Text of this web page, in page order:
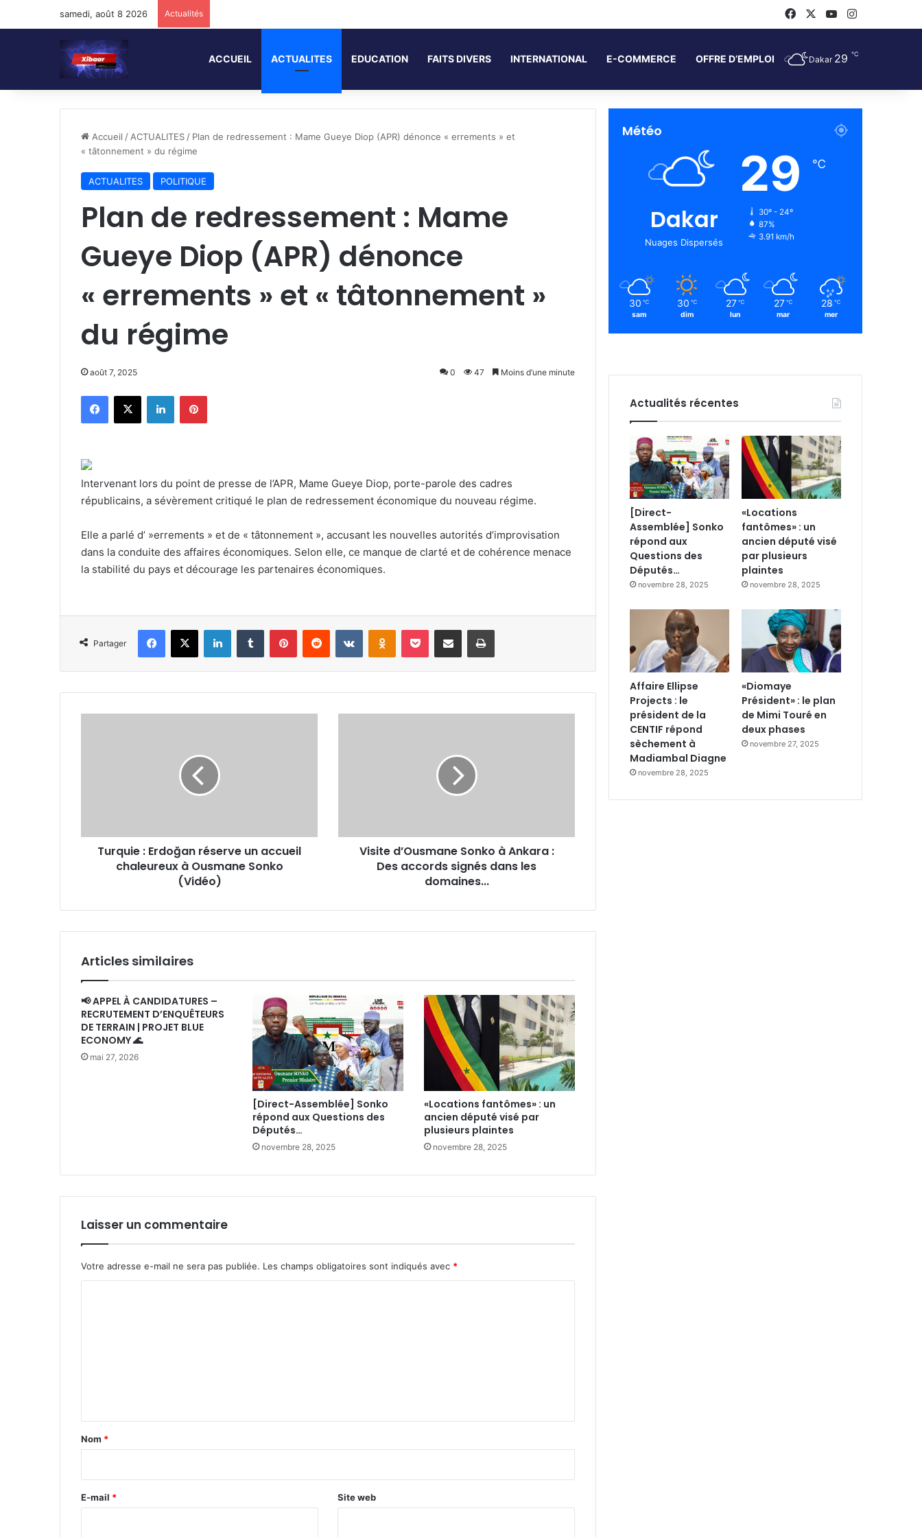
samedi, août 8 2026 Actualités FacebookYouTubeInstagram
ACCUEIL ACTUALITES EDUCATION FAITS DIVERS INTERNATIONAL E-COMMERCE OFFRE D’EMPLOI Dakar 29 ℃
Accueil / ACTUALITES / Plan de redressement : Mame Gueye Diop (APR) dénonce « errements » et
« tâtonnement » du régime
ACTUALITES POLITIQUE
Plan de redressement : Mame
Gueye Diop (APR) dénonce
« errements » et « tâtonnement »
du régime
août 7, 2025 0 47 Moins d’une minute
Facebook
X LinkedinPinterest
Intervenant lors du point de presse de l’APR, Mame Gueye Diop, porte-parole des cadres
républicains, a sévèrement critiqué le plan de redressement économique du nouveau régime.
Elle a parlé d’ »errements » et de « tâtonnement », accusant les nouvelles autorités d’improvisation
dans la conduite des affaires économiques. Selon elle, ce manque de clarté et de cohérence menace
la stabilité du pays et décourage les partenaires économiques.
Partager
Facebook
X LinkedinTumblr PinterestReddit VKontakteOdnoklassniki
Pocket Partager par email Imprimer
Ousmane
SonkoTurquie : Erdoğan réserve un accueil
chaleureux à Ousmane Sonko
(Vidéo)
signés
Visite d’Ousmane Sonko à Ankara :
Des accords signés dans les
domaines...
Articles similaires
📢 APPEL À CANDIDATURES –
RECRUTEMENT D’ENQUÊTEURS
DE TERRAIN | PROJET BLUE
ECONOMY 🌊
mai 27, 2026
[Direct-Assemblée] Sonko
répond aux Questions des
Députés…
novembre 28, 2025
«Locations fantômes» : un
ancien député visé par
plusieurs plaintes
novembre 28, 2025
Laisser un commentaire
Votre adresse e-mail ne sera pas publiée. Les champs obligatoires sont indiqués avec *
a
e
Nom *
E-mail * Site web
Météo
Dakar
Nuages Dispersés
29 ℃
30º - 24º
87%
3.91 km/h
30 ℃
sam
30 ℃
dim
27 ℃
lun
27 ℃
mar
28 ℃
mer
Actualités récentes
[Direct-
Assemblée] Sonko
répond aux
Questions des
Députés…
novembre 28, 2025
«Locations
fantômes» : un
ancien député visé
par plusieurs
plaintes
novembre 28, 2025
Affaire Ellipse
Projects : le
président de la
CENTIF répond
sèchement à
Madiambal Diagne
novembre 28, 2025
«Diomaye
Président» : le plan
de Mimi Touré en
deux phases
novembre 27, 2025